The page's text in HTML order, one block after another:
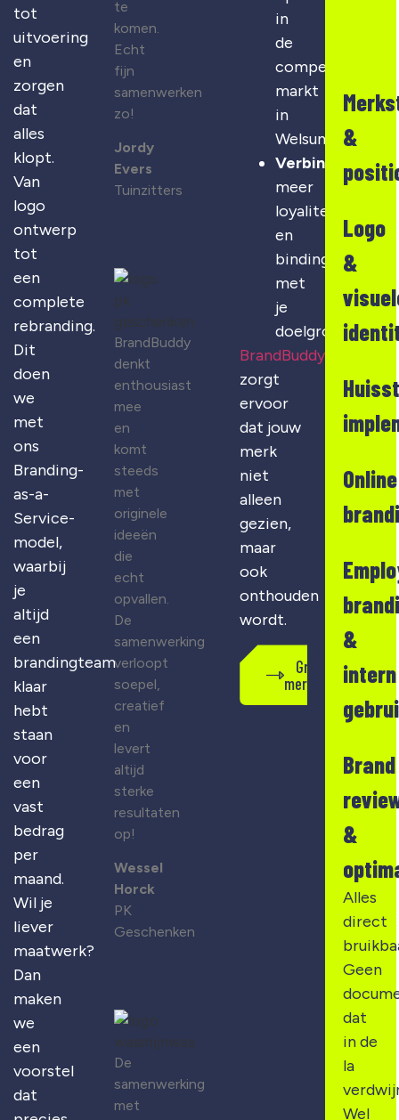
tot
uitvoering
en
zorgen
dat
alles
klopt.
Van
logo
ontwerp
tot
een
complete
rebranding.
Dit
doen
we
met
ons
Branding-
as-a-
Service-
model,
waarbij
je
altijd
een
brandingteam
klaar
hebt
staan
voor
een
vast
bedrag
per
maand.
Wil je
liever
maatwerk?
Dan
maken
we
een
voorstel
dat
te
komen.
Echt
fijn
samenwerken
zo!
Jordy
Evers
Tuinzitters
BrandBuddy
denkt
enthousiast
mee
en
komt
steeds
met
originele
ideeën
die
echt
opvallen.
De
samenwerking
verloopt
soepel,
creatief
en
levert
altijd
sterke
resultaten
op!
Wessel
Horck
PK
Geschenken
De
samenwerking
met
in
de
competitieve
markt
in
Welsum
Verbinding
meer
loyaliteit
en
binding
met
je
doelgroep
BrandBuddy
zorgt
ervoor
dat jouw
merk
niet
alleen
gezien,
maar
ook
onthouden
wordt.
Gratis
merkscan
&
Logo
&
Online
&
intern
Brand
&
Alles
direct
Geen
dat
in de
la
Wel